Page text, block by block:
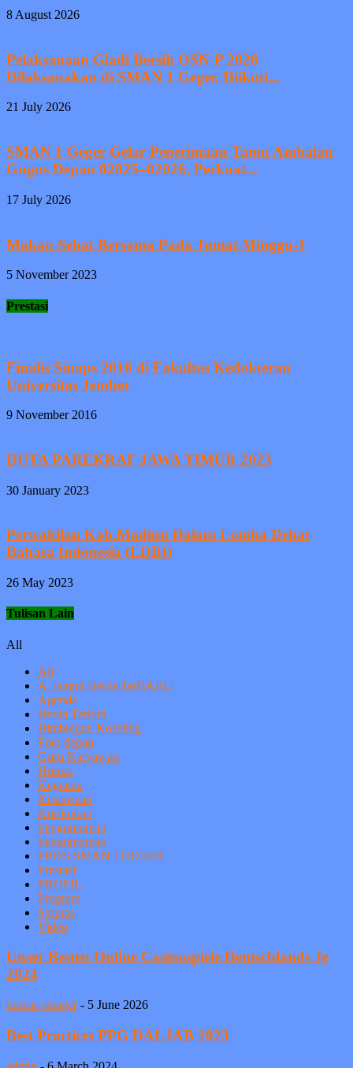
8 August 2026
Pelaksanaan Gladi Bersih OSN-P 2026
Dilaksanakan di SMAN 1 Geger, Diikuti...
21 July 2026
SMAN 1 Geger Gelar Penerimaan Tamu Ambalan
Gugus Depan 02025–02026, Perkuat...
17 July 2026
Makan Sehat Bersama Pada Jumat Minggu-1
5 November 2023
Prestasi
Finalis Sinaps 2016 di Fakultas Kedokteran
Universitas Jember
9 November 2016
DUTA PAREKRAF JAWA TIMUR 2023
30 January 2023
Perwakilan Kab.Madiun Dalam Lomba Debat
Bahasa Indonesia (LDBI)
26 May 2023
Tulisan Lain
All
All
A Tampil Berita TerBARU
Agenda
Berita Terkini
Bimbingan Koseling
Foto depan
Guru Karyawan
Humas
Kegiatan
Kesiswaan
Kurikulum
Pengumuman
Pengumuman
PPDB SMAN I GEGER
Prestasi
PROFIL
Program
Sarpras
Video
Unser Besten Online Casinospiele Deutschlands Je
2024
humas smager - 5 June 2026
Best Practices PPG DALJAB 2023